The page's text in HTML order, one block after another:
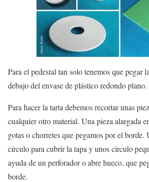
Para el pedestal tan solo tenemos que pegar
debajo del envase de plástico redondo plano.
Para hacer la tarta debemos recortar unas
cualquier otro material. Una pieza alargada
gotas o chorretes que pegamos por el borde.
círculo para cubrir la tapa y unos círculo
ayuda de un perforador o abre hueco, que
borde.